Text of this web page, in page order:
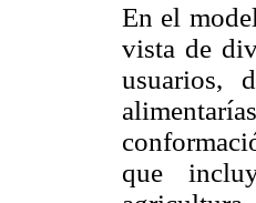
En el
vista de
usuarios,
que